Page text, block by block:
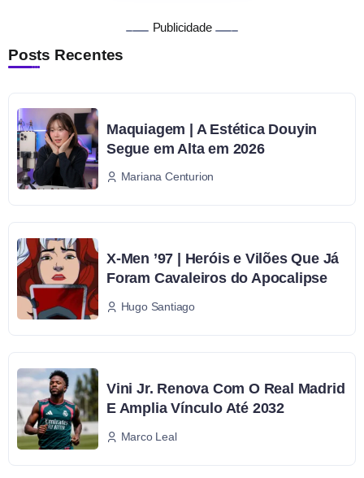
Publicidade
Posts Recentes
Maquiagem | A Estética Douyin
Segue em Alta em 2026
Mariana Centurion
X-Men ’97 | Heróis e Vilões Que Já
Foram Cavaleiros do Apocalipse
Hugo Santiago
Vini Jr. Renova Com O Real Madrid
E Amplia Vínculo Até 2032
Marco Leal